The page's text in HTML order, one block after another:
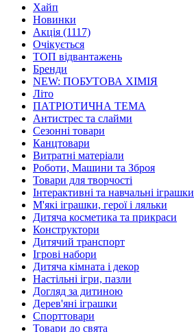
Хайп
Новинки
Акція (1117)
Очікується
ТОП відвантажень
Бренди
NEW: ПОБУТОВА ХІМІЯ
Літо
ПАТРІОТИЧНА ТЕМА
Антистрес та слайми
Сезонні товари
Канцтовари
Витратні матеріали
Роботи, Машини та Зброя
Товари для творчості
Інтерактивні та навчальні іграшки
М'які іграшки, герої і ляльки
Дитяча косметика та прикраси
Конструктори
Дитячий транспорт
Ігрові набори
Дитяча кімната і декор
Настільні ігри, пазли
Догляд за дитиною
Дерев'яні іграшки
Спорттовари
Товари до свята